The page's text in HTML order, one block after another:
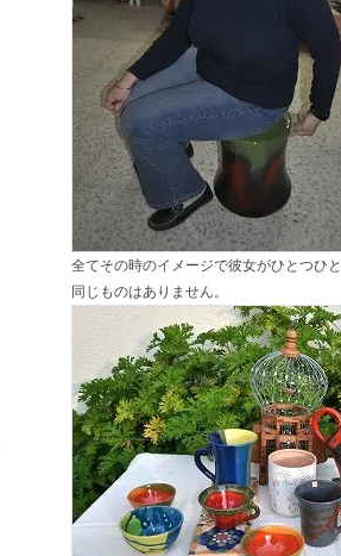
全てその時のイメージで彼女がひとつひ
同じものはありません。